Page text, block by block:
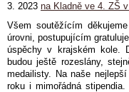
3. 2023 na Kladně ve 4. ZŠ
Všem soutěžícím
úrovni, postupujícím
úspěchy v krajském kole.
budou ještě rozeslány,
medailisty. Na naše
roku i mimořádná